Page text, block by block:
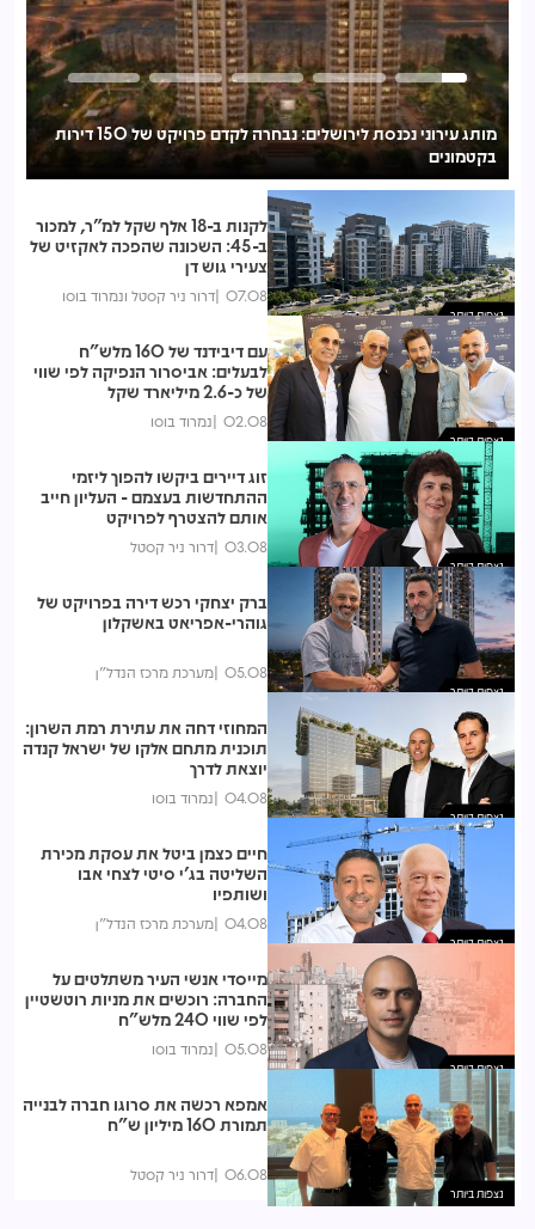
מותג עירוני נכנסת לירושלים: נבחרה לקדם פרויקט של 150 דירות
בקטמונים
נצפות ביותר
לקנות ב-18 אלף שקל למ"ר, למכור
ב-45: השכונה שהפכה לאקזיט של
צעירי גוש דן
07.08 דרור ניר קסטל ונמרוד בוסו
נצפות ביותר
עם דיבידנד של 160 מלש"ח
לבעלים: אביסרור הנפיקה לפי שווי
של כ-2.6 מיליארד שקל
02.08 נמרוד בוסו
נצפות ביותר
זוג דיירים ביקשו להפוך ליזמי
ההתחדשות בעצמם - העליון חייב
אותם להצטרף לפרויקט
03.08 דרור ניר קסטל
נצפות ביותר
ברק יצחקי רכש דירה בפרויקט של
גוהרי-אפריאט באשקלון
05.08 מערכת מרכז הנדל"ן
נצפות ביותר
המחוזי דחה את עתירת רמת השרון:
תוכנית מתחם אלקו של ישראל קנדה
יוצאת לדרך
04.08 נמרוד בוסו
נצפות ביותר
חיים כצמן ביטל את עסקת מכירת
השליטה בג'י סיטי לצחי אבו
ושותפיו
04.08 מערכת מרכז הנדל"ן
נצפות ביותר
מייסדי אנשי העיר משתלטים על
החברה: רוכשים את מניות רוטשטיין
לפי שווי 240 מלש"ח
05.08 נמרוד בוסו
נצפות ביותר
אמפא רכשה את סרוגו חברה לבנייה
תמורת 160 מיליון ש"ח
06.08 דרור ניר קסטל